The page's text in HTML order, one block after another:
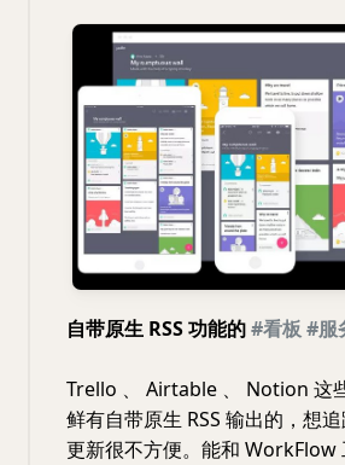
自带原生 RSS 功能的#看板 #服
Trello 、 Airtable 、 Notion 这
鲜有自带原生 RSS 输出的，想
更新很不方便。能和 WorkFlow